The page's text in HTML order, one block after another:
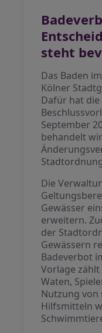
steht
Das Baden
Kölner
Dafür hat
September
behandelt
Die
Gewässer
erweitern.
der
Gewässern
Badeverbot
Vorlage
Waten,
Nutzung von
Hilfsmitteln